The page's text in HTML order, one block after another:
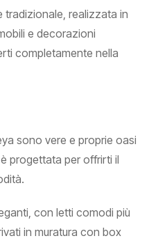
tradizionale, realizzata in
e decorazioni
completamente nella
sono vere e proprie oasi
progettata per offrirti il
con letti comodi più
in muratura con box